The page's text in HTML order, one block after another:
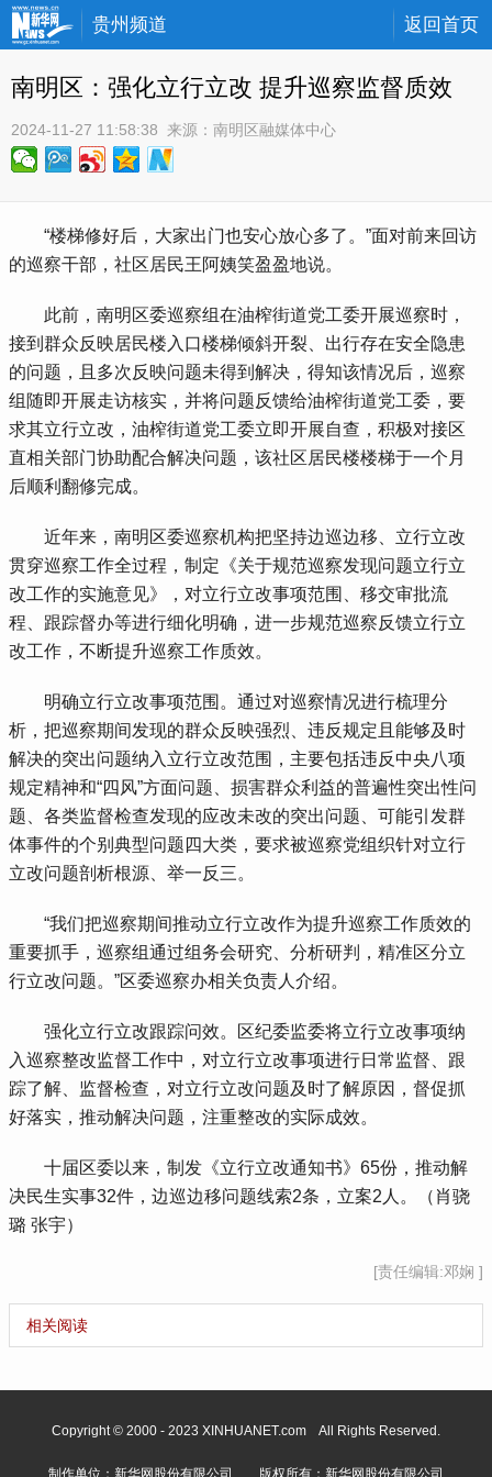
贵州频道 返回首页
南明区：强化立行立改 提升巡察监督质效
2024-11-27 11:58:38 来源： 南明区融媒体中心
“楼梯修好后，大家出门也安心放心多了。”面对前来回访
的巡察干部，社区居民王阿姨笑盈盈地说。
此前，南明区委巡察组在油榨街道党工委开展巡察时，
接到群众反映居民楼入口楼梯倾斜开裂、出行存在安全隐患
的问题，且多次反映问题未得到解决，得知该情况后，巡察
组随即开展走访核实，并将问题反馈给油榨街道党工委，要
求其立行立改，油榨街道党工委立即开展自查，积极对接区
直相关部门协助配合解决问题，该社区居民楼楼梯于一个月
后顺利翻修完成。
近年来，南明区委巡察机构把坚持边巡边移、立行立改
贯穿巡察工作全过程，制定《关于规范巡察发现问题立行立
改工作的实施意见》，对立行立改事项范围、移交审批流
程、跟踪督办等进行细化明确，进一步规范巡察反馈立行立
改工作，不断提升巡察工作质效。
明确立行立改事项范围。通过对巡察情况进行梳理分
析，把巡察期间发现的群众反映强烈、违反规定且能够及时
解决的突出问题纳入立行立改范围，主要包括违反中央八项
规定精神和“四风”方面问题、损害群众利益的普遍性突出性问
题、各类监督检查发现的应改未改的突出问题、可能引发群
体事件的个别典型问题四大类，要求被巡察党组织针对立行
立改问题剖析根源、举一反三。
“我们把巡察期间推动立行立改作为提升巡察工作质效的
重要抓手，巡察组通过组务会研究、分析研判，精准区分立
行立改问题。”区委巡察办相关负责人介绍。
强化立行立改跟踪问效。区纪委监委将立行立改事项纳
入巡察整改监督工作中，对立行立改事项进行日常监督、跟
踪了解、监督检查，对立行立改问题及时了解原因，督促抓
好落实，推动解决问题，注重整改的实际成效。
十届区委以来，制发《立行立改通知书》65份，推动解
决民生实事32件，边巡边移问题线索2条，立案2人。（肖骁
璐 张宇）
[责任编辑:邓娴 ]
相关阅读
Copyright © 2000 - 2023 XINHUANET.com All Rights Reserved.
制作单位：新华网股份有限公司 版权所有：新华网股份有限公司